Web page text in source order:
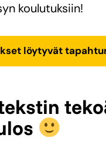
koulutuksiin!
löytyvät